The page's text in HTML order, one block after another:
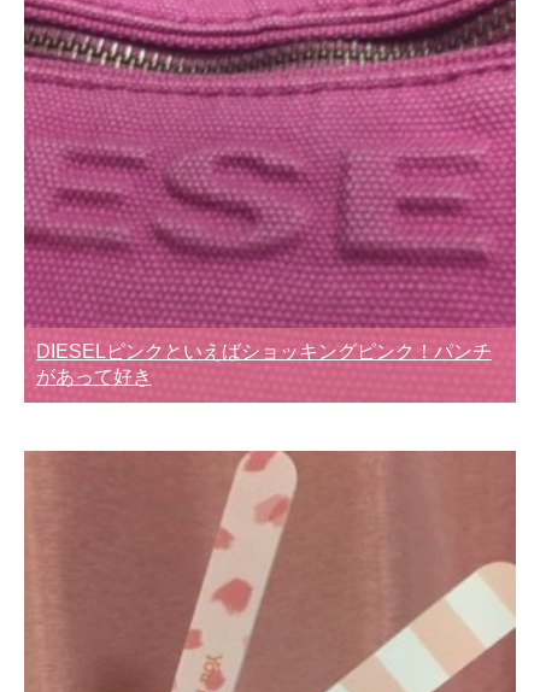
DIESELピンクといえばショッキングピンク！パンチ
があって好き